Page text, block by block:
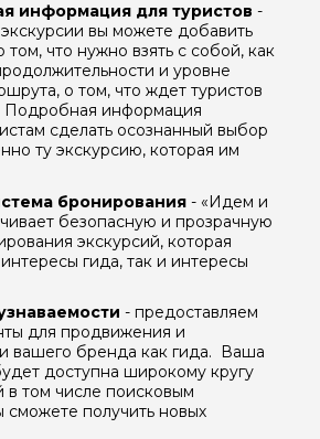
информация для туристов -
вы можете добавить
что нужно взять с собой, как
и уровне
о том, что ждет туристов
Подробная информация
сделать осознанный выбор
ту экскурсию, которая им
бронирования - «Идем и
безопасную и прозрачную
экскурсий, которая
гида, так и интересы
- предоставляем
для продвижения и
вашего бренда как гида. Ваша
доступна широкому кругу
в том числе поисковым
сможете получить новых
гиду